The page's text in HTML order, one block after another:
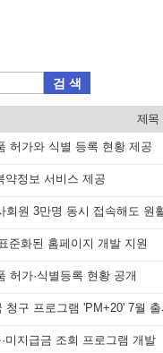
검 색
제목
허가와 식별 등록 현황 제공
약정보 서비스 제공
회원 3만명 동시 접속해도 원
준화된 홈페이지 개발 지원
허가·식별등록 현황 공개
청구 프로그램 'PM+20' 7월
미지급금 조회 프로그램 개발